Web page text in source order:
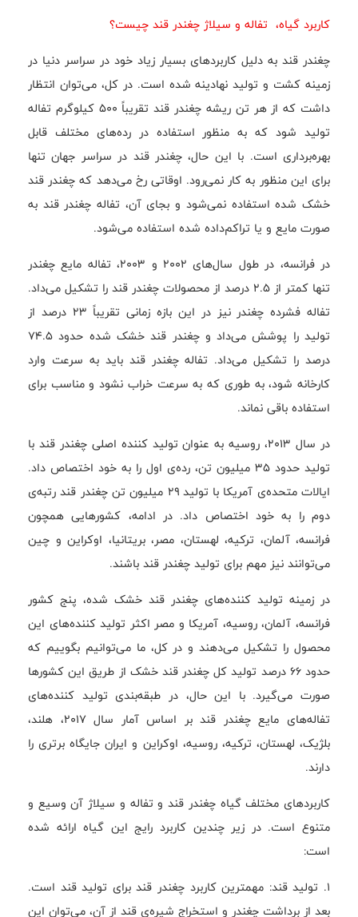
کاربرد گیاه، تفاله و سیلاژ چغندر قند چیست؟
چغندر قند به دلیل کاربردهای بسیار زیاد خود در سراسر دنیا در
زمینه کشت و تولید نهادینه شده است. در کل، می‌توان انتظار
داشت که از هر تن ریشه چغندر قند تقریباً ۵۰۰ کیلوگرم تفاله
تولید شود که به منظور استفاده در رده‌های مختلف قابل
بهره‌برداری است. با این حال، چغندر قند در سراسر جهان تنها
برای این منظور به کار نمی‌رود. اوقاتی رخ می‌دهد که چغندر قند
خشک شده استفاده نمی‌شود و بجای آن، تفاله چغندر قند به
صورت مایع و یا تراکم‌داده شده استفاده می‌شود.
در فرانسه، در طول سال‌های ۲۰۰۲ و ۲۰۰۳، تفاله مایع چغندر
تنها کمتر از ۲.۵ درصد از محصولات چغندر قند را تشکیل می‌داد.
تفاله فشرده چغندر نیز در این بازه زمانی تقریباً ۲۳ درصد از
تولید را پوشش می‌داد و چغندر قند خشک شده حدود ۷۴.۵
درصد را تشکیل می‌داد. تفاله چغندر قند باید به سرعت وارد
کارخانه شود، به طوری که به سرعت خراب نشود و مناسب برای
استفاده باقی نماند.
در سال ۲۰۱۳، روسیه به عنوان تولید کننده اصلی چغندر قند با
تولید حدود ۳۵ میلیون تن، رده‌ی اول را به خود اختصاص داد.
ایالات متحده‌ی آمریکا با تولید ۲۹ میلیون تن چغندر قند رتبه‌ی
دوم را به خود اختصاص داد. در ادامه، کشورهایی همچون
فرانسه، آلمان، ترکیه، لهستان، مصر، بریتانیا، اوکراین و چین
می‌توانند نیز مهم برای تولید چغندر قند باشند.
در زمینه تولید کننده‌های چغندر قند خشک شده، پنج کشور
فرانسه، آلمان، روسیه، آمریکا و مصر اکثر تولید کننده‌های این
محصول را تشکیل می‌دهند و در کل، ما می‌توانیم بگوییم که
حدود ۶۶ درصد تولید کل چغندر قند خشک از طریق این کشورها
صورت می‌گیرد. با این حال، در طبقه‌بندی تولید کننده‌های
تفاله‌های مایع چغندر قند بر اساس آمار سال ۲۰۱۷، هلند،
بلژیک، لهستان، ترکیه، روسیه، اوکراین و ایران جایگاه برتری را
دارند.
کاربردهای مختلف گیاه چغندر قند و تفاله و سیلاژ آن وسیع و
متنوع است. در زیر چندین کاربرد رایج این گیاه ارائه شده
است:
1. تولید قند: مهمترین کاربرد چغندر قند برای تولید قند است.
بعد از برداشت چغندر و استخراج شیره‌ی قند از آن، می‌توان این